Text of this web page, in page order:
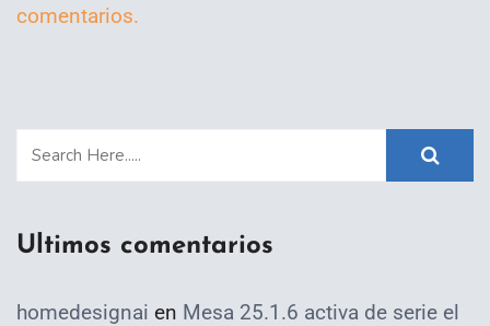
comentarios.
Ultimos comentarios
homedesignai en Mesa 25.1.6 activa de serie el